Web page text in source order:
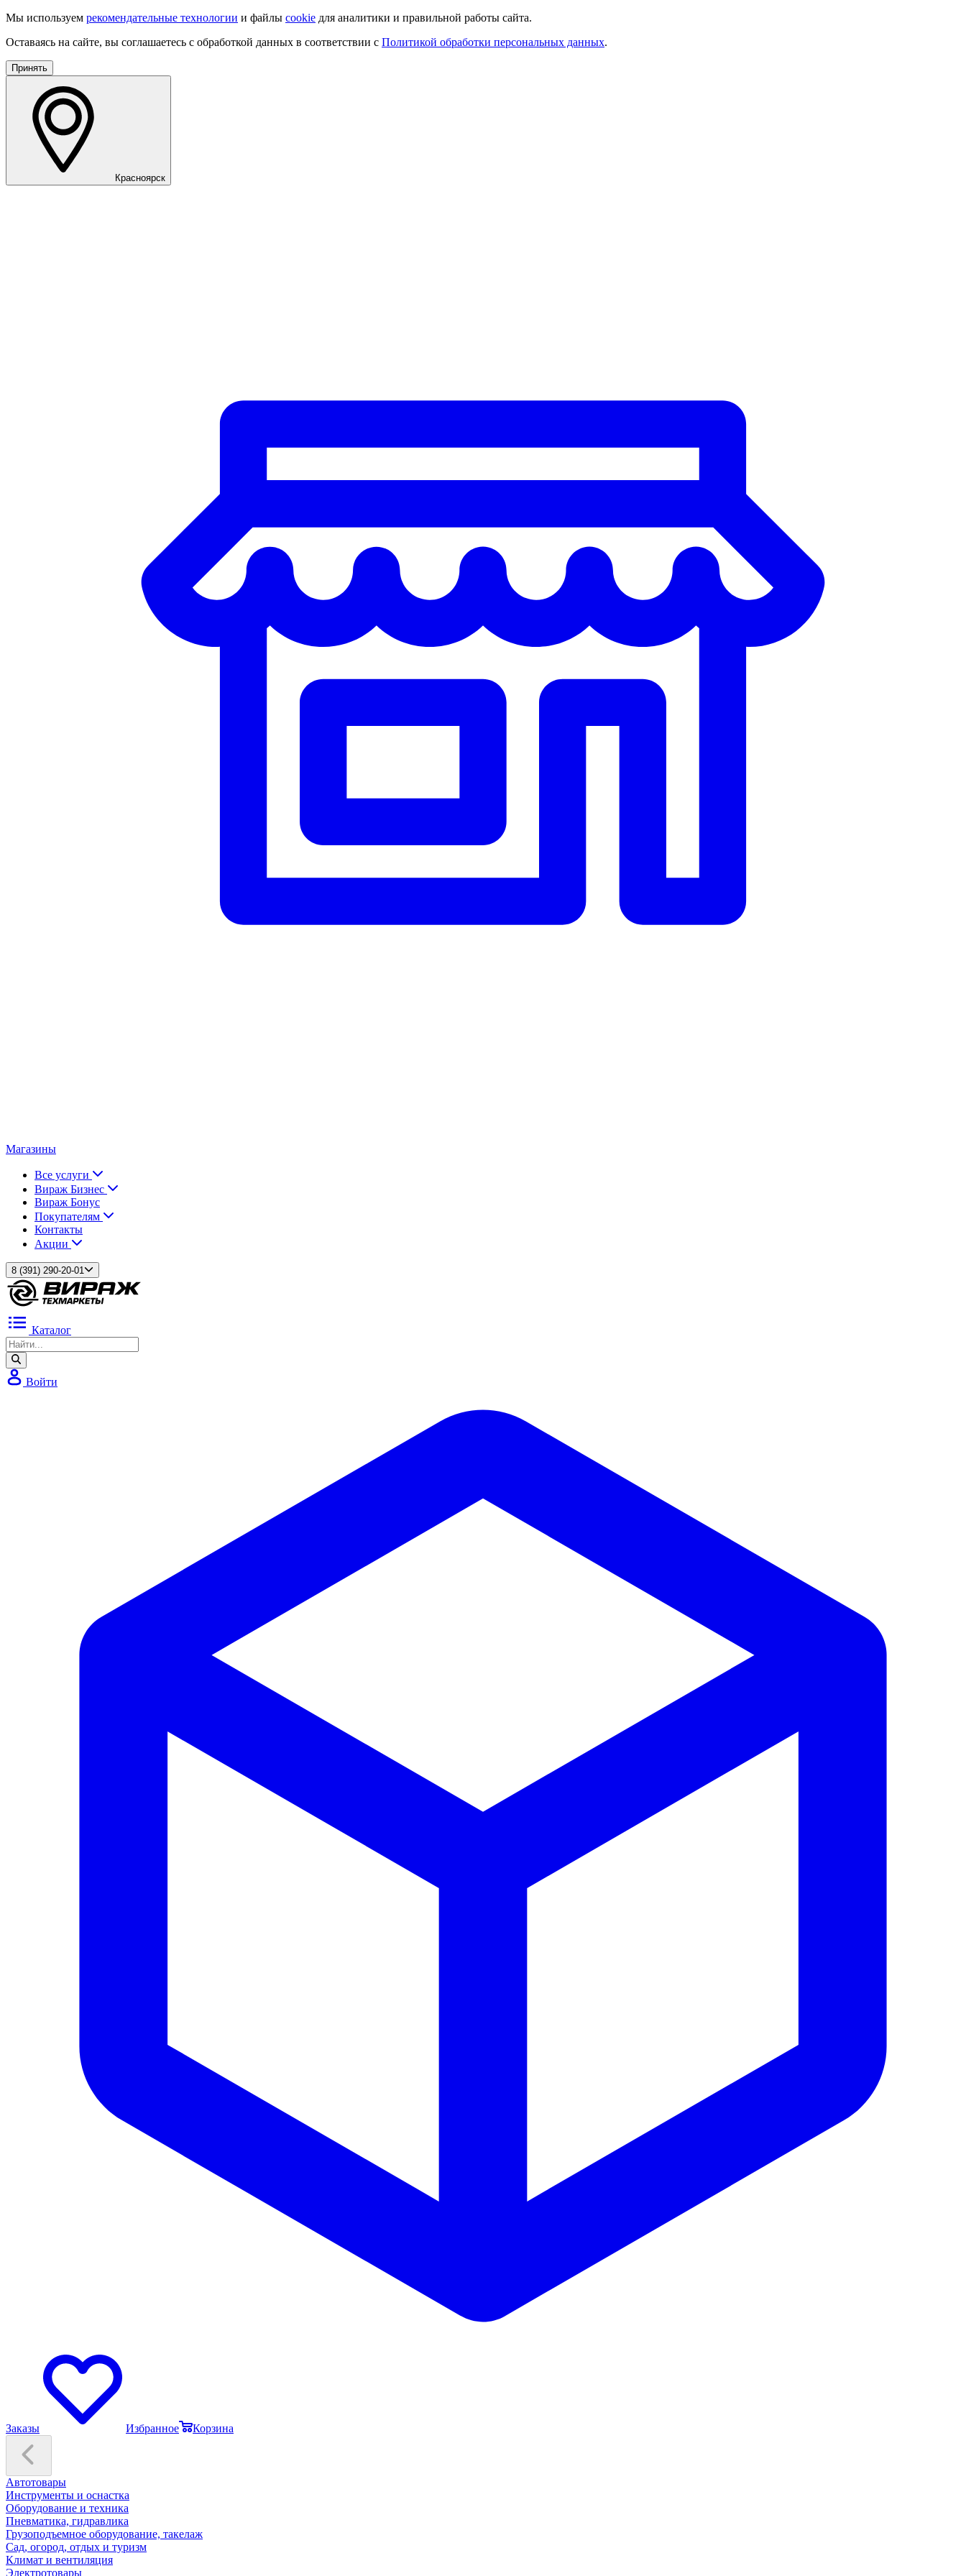
Мы используем рекомендательные технологии и файлы cookie для аналитики и правильной работы сайта.
Оставаясь на сайте, вы соглашаетесь с обработкой данных в соответствии с Политикой обработки персональных данных.
Принять
Красноярск
Магазины
Все услуги
Вираж Бизнес
Вираж Бонус
Покупателям
Контакты
Акции
8 (391) 290-20-01
Каталог
Войти
Заказы Избранное Корзина
Автотовары
Инструменты и оснастка
Оборудование и техника
Пневматика, гидравлика
Грузоподъемное оборудование, такелаж
Сад, огород, отдых и туризм
Климат и вентиляция
Электротовары